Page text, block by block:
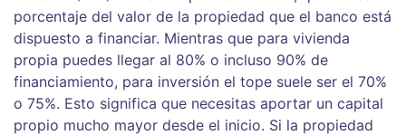
porcentaje del valor de la propiedad que el banco está
dispuesto a financiar. Mientras que para vivienda
propia puedes llegar al 80% o incluso 90% de
financiamiento, para inversión el tope suele ser el 70%
o 75%. Esto significa que necesitas aportar un capital
propio mucho mayor desde el inicio. Si la propiedad